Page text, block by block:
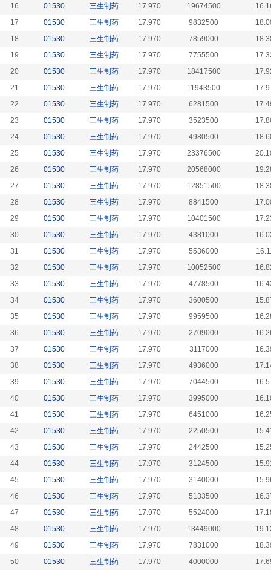
16
01530 三生制药 17.970 19674500
17
01530 三生制药 17.970 9832500
18
01530 三生制药 17.970 7859000
19
01530 三生制药 17.970 7755500
20
01530 三生制药 17.970 18417500
21
01530 三生制药 17.970 11943500
22
01530 三生制药 17.970 6281500
23
01530 三生制药 17.970 3523500
24
01530 三生制药 17.970 4980500
25
01530 三生制药 17.970 23376500
26
01530 三生制药 17.970 20568000
27
01530 三生制药 17.970 12851500
28
01530 三生制药 17.970 8841500
29
01530 三生制药 17.970 10401500
30
01530 三生制药 17.970 4381000
31
01530 三生制药 17.970 5536000
32
01530 三生制药 17.970 10052500
33
01530 三生制药 17.970 4778500
34
01530 三生制药 17.970 3600500
35
01530 三生制药 17.970 9959500
36
01530 三生制药 17.970 2709000
37
01530 三生制药 17.970 3117000
38
01530 三生制药 17.970 4936000
39
01530 三生制药 17.970 7044500
40
01530 三生制药 17.970 3995000
41
01530 三生制药 17.970 6451000
42
01530 三生制药 17.970 2250500
43
01530 三生制药 17.970 2442500
44
01530 三生制药 17.970 3124500
45
01530 三生制药 17.970 3140000
46
01530 三生制药 17.970 5133500
47
01530 三生制药 17.970 5524000
48
01530 三生制药 17.970 13449000
49
01530 三生制药 17.970 7831000
50
01530 三生制药 17.970 4000000